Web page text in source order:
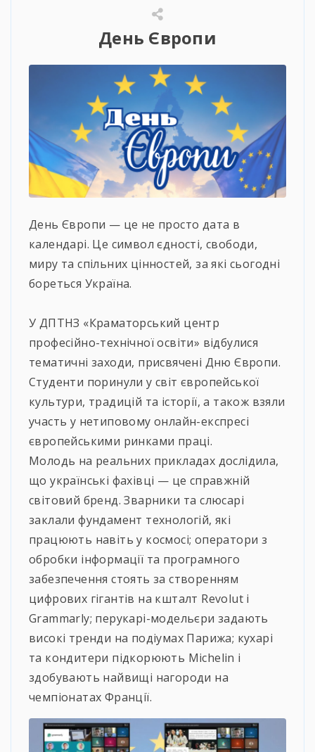
День Європи
День Європи — це не просто дата в
календарі. Це символ єдності, свободи,
миру та спільних цінностей, за які сьогодні
бореться Україна.
У ДПТНЗ «Краматорський центр
професійно-технічної освіти» відбулися
тематичні заходи, присвячені Дню Європи.
Студенти поринули у світ європейської
культури, традицій та історії, а також взяли
участь у нетиповому онлайн-експресі
європейськими ринками праці.
Молодь на реальних прикладах дослідила,
що українські фахівці — це справжній
світовий бренд. Зварники та слюсарі
заклали фундамент технологій, які
працюють навіть у космосі; оператори з
обробки інформації та програмного
забезпечення стоять за створенням
цифрових гігантів на кшталт Revolut і
Grammarly; перукарі-модельєри задають
високі тренди на подіумах Парижа; кухарі
та кондитери підкорюють Michelin і
здобувають найвищі нагороди на
чемпіонатах Франції.